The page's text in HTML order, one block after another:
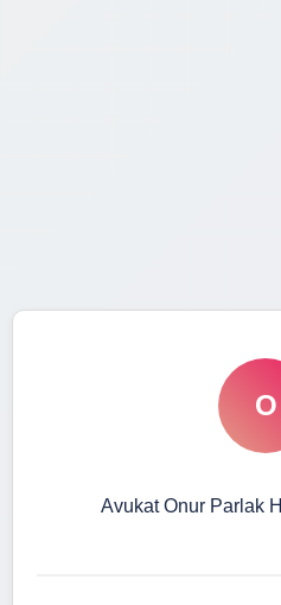
O
Avukat Onur Parlak